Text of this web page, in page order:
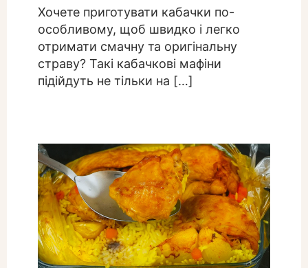
Хочете приготувати кабачки по-
особливому, щоб швидко і легко
отримати смачну та оригінальну
страву? Такі кабачкові мафіни
підійдуть не тільки на […]